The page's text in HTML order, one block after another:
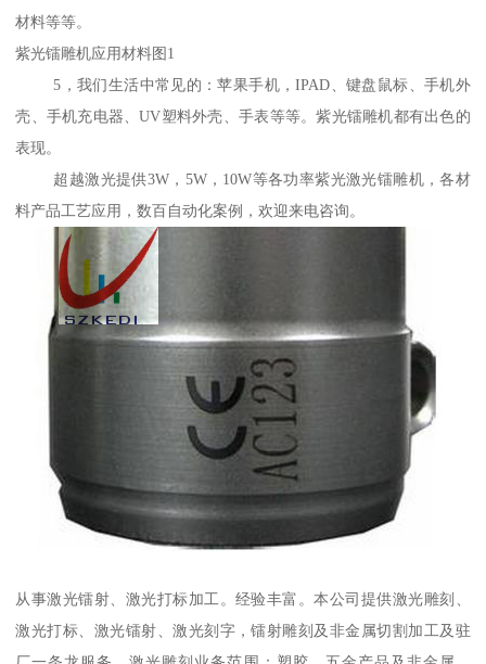
材料等等。
紫光镭雕机应用材料图1
5，我们生活中常见的：苹果手机，IPAD、键盘鼠标、手机外
壳、手机充电器、UV塑料外壳、手表等等。紫光镭雕机都有出色的
表现。
超越激光提供3W，5W，10W等各功率紫光激光镭雕机，各材
料产品工艺应用，数百自动化案例，欢迎来电咨询。
从事激光镭射、激光打标加工。经验丰富。本公司提供激光雕刻、
激光打标、激光镭射、激光刻字，镭射雕刻及非金属切割加工及驻